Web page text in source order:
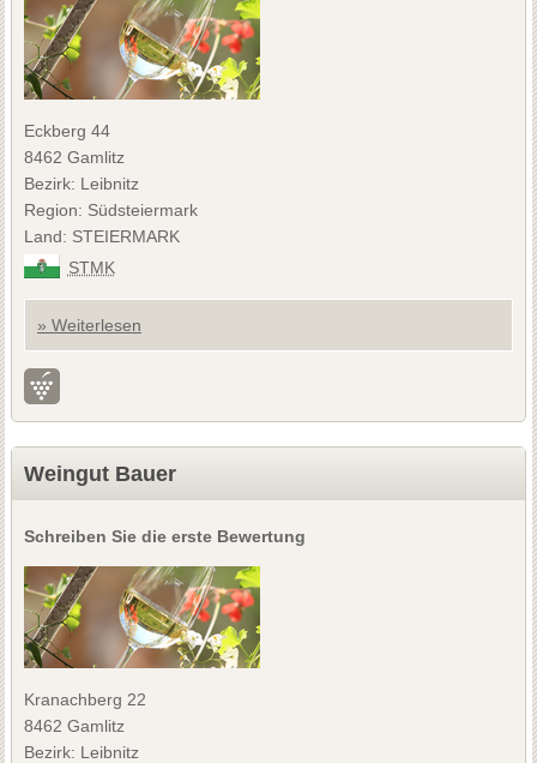
Eckberg 44
8462 Gamlitz
Bezirk: Leibnitz
Region: Südsteiermark
Land: STEIERMARK
STMK
» Weiterlesen
Weingut Bauer
Schreiben Sie die erste Bewertung
Kranachberg 22
8462 Gamlitz
Bezirk: Leibnitz